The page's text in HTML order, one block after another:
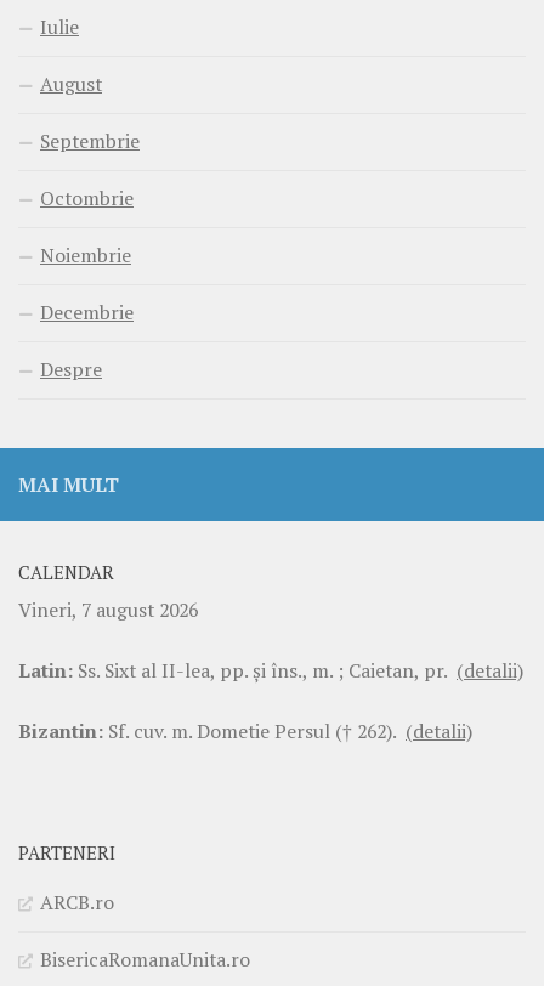
Iulie
August
Septembrie
Octombrie
Noiembrie
Decembrie
Despre
MAI MULT
CALENDAR
Vineri, 7 august 2026
Latin: Ss. Sixt al II-lea, pp. şi îns., m. ; Caietan, pr. (detalii)
Bizantin: Sf. cuv. m. Dometie Persul († 262). (detalii)
PARTENERI
ARCB.ro
BisericaRomanaUnita.ro